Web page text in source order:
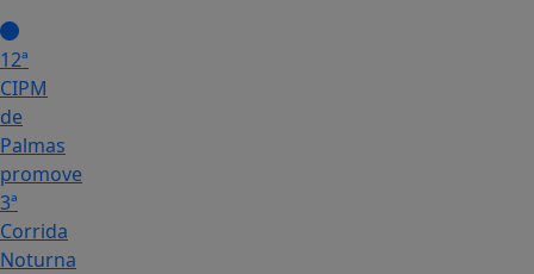
12ª
CIPM
de
Palmas
promove
3ª
Corrida
Noturna